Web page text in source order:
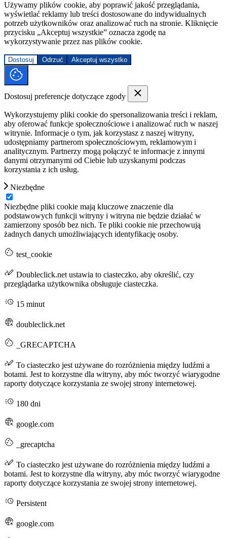
Używamy plików cookie, aby poprawić jakość przeglądania,
wyświetlać reklamy lub treści dostosowane do indywidualnych
potrzeb użytkowników oraz analizować ruch na stronie. Kliknięcie
przycisku „Akceptuj wszystkie” oznacza zgodę na
wykorzystywanie przez nas plików cookie.
Dostosuj Odrzuć Akceptuj wszystko
Dostosuj preferencje dotyczące zgody
Wykorzystujemy pliki cookie do spersonalizowania treści i reklam,
aby oferować funkcje społecznościowe i analizować ruch w naszej
witrynie. Informacje o tym, jak korzystasz z naszej witryny,
udostępniamy partnerom społecznościowym, reklamowym i
analitycznym. Partnerzy mogą połączyć te informacje z innymi
danymi otrzymanymi od Ciebie lub uzyskanymi podczas
korzystania z ich usług.
Niezbędne
Niezbędne pliki cookie mają kluczowe znaczenie dla
podstawowych funkcji witryny i witryna nie będzie działać w
zamierzony sposób bez nich. Te pliki cookie nie przechowują
żadnych danych umożliwiających identyfikację osoby.
test_cookie
Doubleclick.net ustawia to ciasteczko, aby określić, czy
przeglądarka użytkownika obsługuje ciasteczka.
15 minut
doubleclick.net
_GRECAPTCHA
To ciasteczko jest używane do rozróżnienia między ludźmi a
botami. Jest to korzystne dla witryny, aby móc tworzyć wiarygodne
raporty dotyczące korzystania ze swojej strony internetowej.
180 dni
google.com
_grecaptcha
To ciasteczko jest używane do rozróżnienia między ludźmi a
botami. Jest to korzystne dla witryny, aby móc tworzyć wiarygodne
raporty dotyczące korzystania ze swojej strony internetowej.
Persistent
google.com